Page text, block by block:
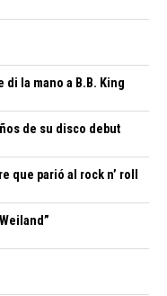
di la mano a B.B. King
de su disco debut
que parió al rock n’ roll